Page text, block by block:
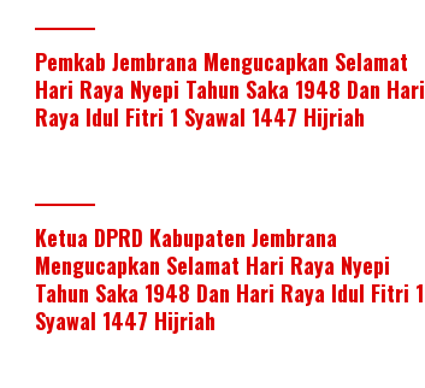
Pemkab Jembrana Mengucapkan Selamat
Hari Raya Nyepi Tahun Saka 1948 Dan Hari
Raya Idul Fitri 1 Syawal 1447 Hijriah
Ketua DPRD Kabupaten Jembrana
Mengucapkan Selamat Hari Raya Nyepi
Tahun Saka 1948 Dan Hari Raya Idul Fitri 1
Syawal 1447 Hijriah